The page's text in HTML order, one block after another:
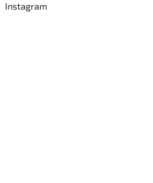
Instagram